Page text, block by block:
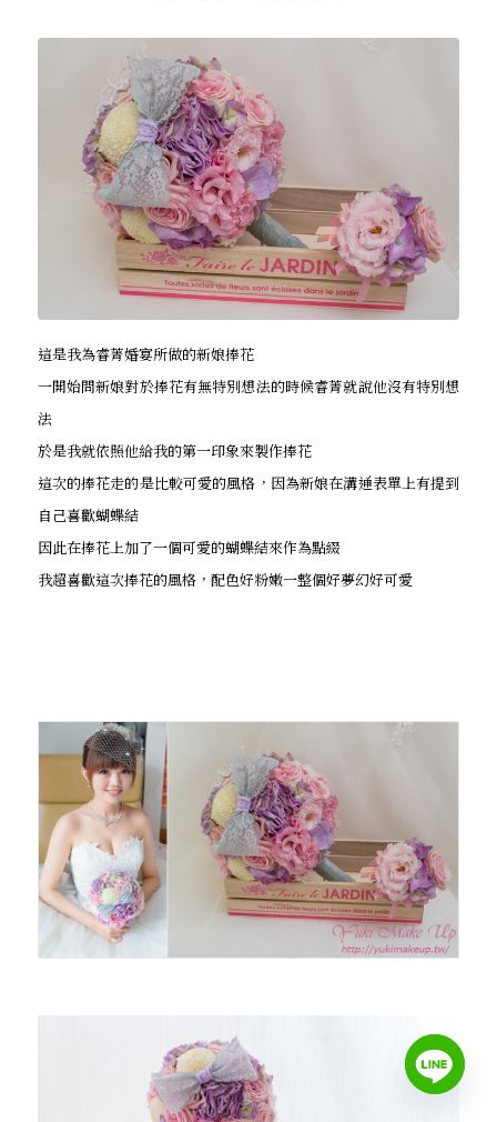
這是我為睿菁婚宴所做的新娘捧花
一開始問新娘對於捧花有無特別想法的時候睿菁就說他沒有特別想
法
於是我就依照他給我的第一印象來製作捧花
這次的捧花走的是比較可愛的風格，因為新娘在溝通表單上有提到
自己喜歡蝴蝶結
因此在捧花上加了一個可愛的蝴蝶結來作為點綴
我超喜歡這次捧花的風格，配色好粉嫩一整個好夢幻好可愛